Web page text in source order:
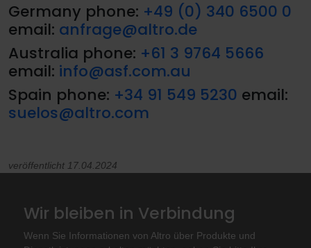
Germany phone: +49 (0) 340 6500 0
email: anfrage@altro.de
Australia phone: +61 3 9764 5666
email: info@asf.com.au
Spain phone: +34 91 549 5230 email:
suelos@altro.com
veröffentlicht 17.04.2024
Wir bleiben in Verbindung
Wenn Sie Informationen von Altro über Produkte und